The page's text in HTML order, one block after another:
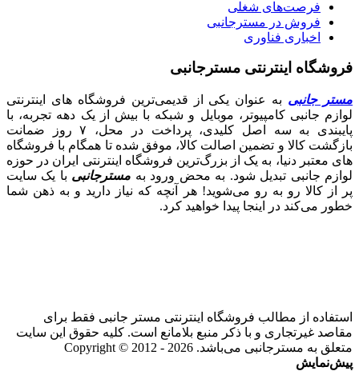
فرصت‌های شغلی
فروش در مسترجانبی
اخباری فناوری
فروشگاه اینترنتی مسترجانبی
مستر جانبی به عنوان یکی از قدیمی‌ترین فروشگاه های اینترنتی
لوازم جانبی کامپیوتر، موبایل و شبکه با بیش از یک دهه تجربه، با
پایبندی به سه اصل کلیدی، پرداخت در محل، ۷ روز ضمانت
بازگشت کالا و تضمین اصالت کالا، موفق شده تا همگام با فروشگاه‌
های معتبر دنیا، به یک از بزرگ‌ترین فروشگاه اینترنتی ایران در حوزه
لوازم جانبی تبدیل شود. به محض ورود به مسترجانبی با یک سایت
پر از کالا رو به رو می‌شوید! هر آنچه که نیاز دارید و به ذهن شما
خطور می‌کند در اینجا پیدا خواهید کرد.
استفاده از مطالب فروشگاه اینترنتی مستر جانبی فقط برای
مقاصد غیرتجاری و با ذکر منبع بلامانع است. کلیه حقوق این سایت
متعلق به مسترجانبی می‌باشد. Copyright © 2012 - 2026
پیش‌نمایش